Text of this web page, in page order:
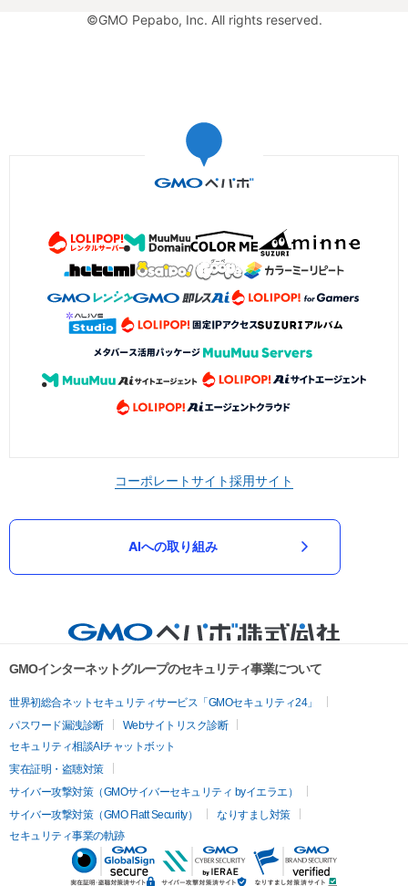
©GMO Pepabo, Inc. All rights reserved.
コーポレートサイト採用サイト
AIへの取り組み
GMOインターネットグループのセキュリティ事業について
世界初総合ネットセキュリティサービス「GMOセキュリティ24」
パスワード漏洩診断
Webサイトリスク診断
セキュリティ相談AIチャットボット
実在証明・盗聴対策
サイバー攻撃対策（GMOサイバーセキュリティ byイエラエ）
サイバー攻撃対策（GMO Flatt Security）
なりすまし対策
セキュリティ事業の軌跡